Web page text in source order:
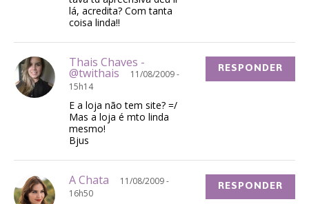
lá, acredita? Com tanta
coisa linda!!
Thais Chaves -
@twithais
11/08/2009 -
15h14
E a loja não tem site? =/
Mas a loja é mto linda
mesmo!
Bjus
RESPONDER
A Chata
11/08/2009 -
16h50
RESPONDER